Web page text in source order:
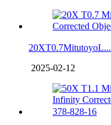
20XT0.7MitutoyoL...
2025-02-12